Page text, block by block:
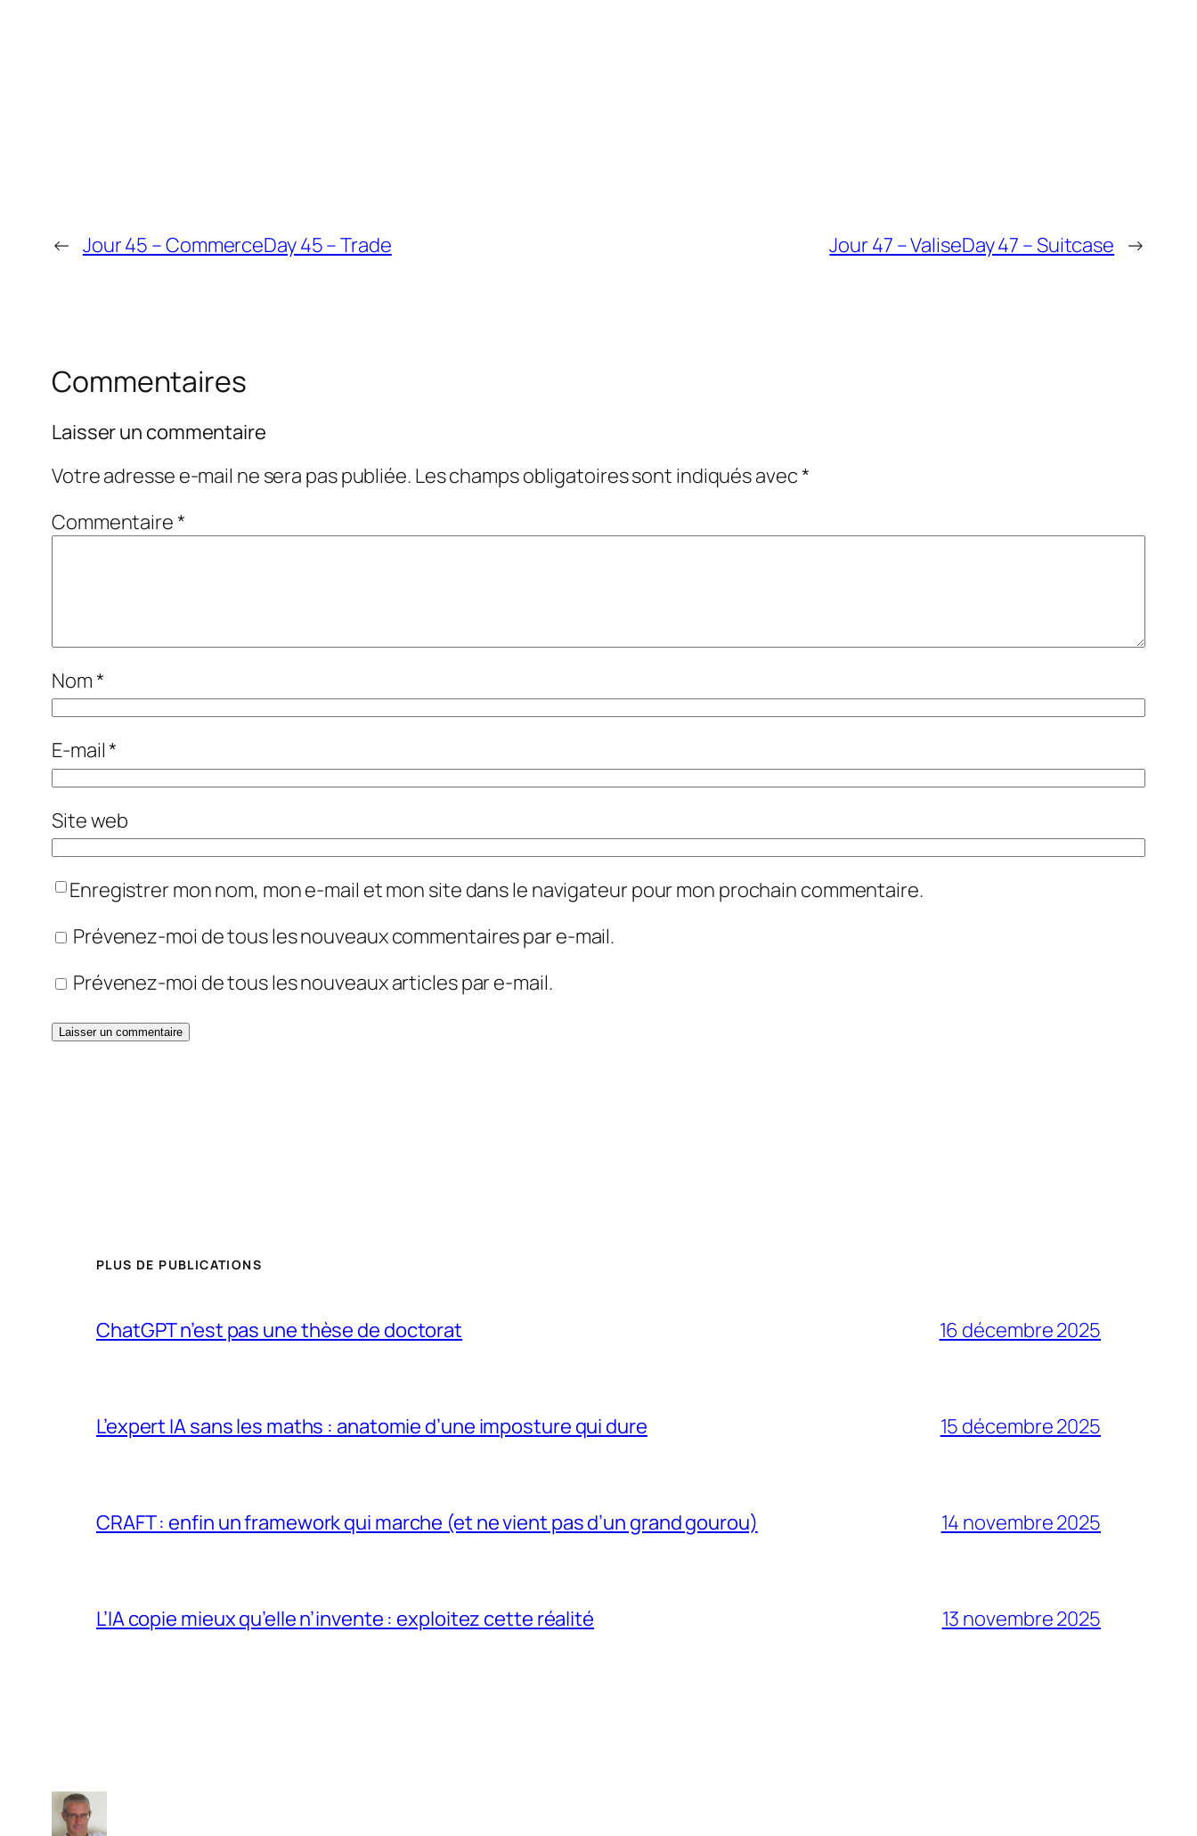
← Jour 45 – CommerceDay 45 – Trade Jour 47 – ValiseDay 47 – Suitcase →
Commentaires
Laisser un commentaire
Votre adresse e-mail ne sera pas publiée. Les champs obligatoires sont indiqués avec*
Commentaire*
Nom*
E-mail*
Site web
Enregistrer mon nom, mon e-mail et mon site dans le navigateur pour mon prochain commentaire.
Prévenez-moi de tous les nouveaux commentaires par e-mail.
Prévenez-moi de tous les nouveaux articles par e-mail.
PLUS DE PUBLICATIONS
ChatGPT n’est pas une thèse de doctorat 16 décembre 2025
L’expert IA sans les maths : anatomie d’une imposture qui dure 15 décembre 2025
CRAFT : enfin un framework qui marche (et ne vient pas d’un grand gourou) 14 novembre 2025
L’IA copie mieux qu’elle n’invente : exploitez cette réalité 13 novembre 2025